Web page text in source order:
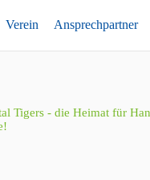
Verein Ansprechpartner